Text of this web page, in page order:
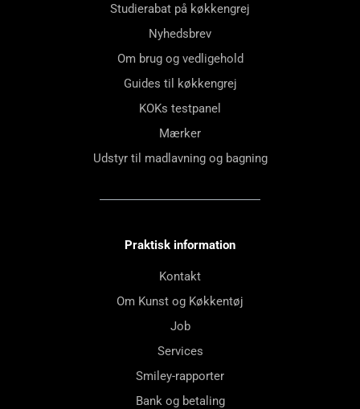
Studierabat på køkkengrej
Nyhedsbrev
Om brug og vedligehold
Guides til køkkengrej
KOKs testpanel
Mærker
Udstyr til madlavning og bagning
Praktisk information
Kontakt
Om Kunst og Køkkentøj
Job
Services
Smiley-rapporter
Bank og betaling